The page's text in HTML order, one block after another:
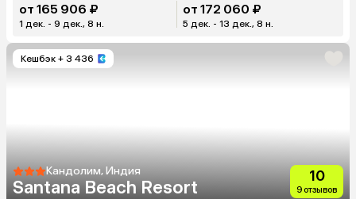
от 165 906 ₽
1 дек. - 9 дек., 8 н.
от 172 060 ₽
5 дек. - 13 дек., 8 н.
Кешбэк + 3 436
Кандолим, Индия
Santana Beach Resort
10
9 отзывов